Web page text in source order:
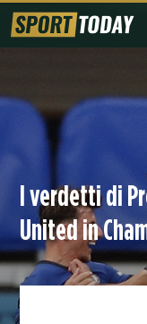
I verdetti di
United in